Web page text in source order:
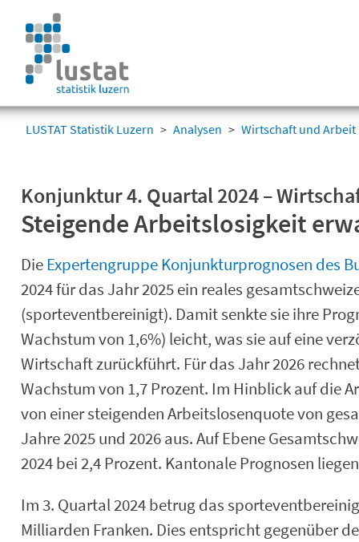
LUSTAT Statistik Luzern Analysen Wirtschaft und Arbeit
Konjunktur 4. Quartal 2024 –
Steigende Arbeitslosigkeit
DieExpertengruppe Konjunkturprognosen des
2024 für das Jahr 2025 ein reales
(sporteventbereinigt). Damit senkte sie ihre
Wachstum von 1,6%) leicht, was sie auf eine
Wirtschaft zurückführt. Für das Jahr 2026
Wachstum von 1,7 Prozent. Im Hinblick auf die
von einer steigenden Arbeitslosenquote von
Jahre 2025 und 2026 aus. Auf Ebene
2024 bei 2,4 Prozent. Kantonale Prognosen
Im 3. Quartal 2024 betrug das
Milliarden Franken. Dies entspricht gegenüber